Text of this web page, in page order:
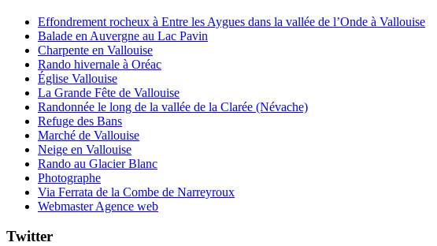
Effondrement rocheux à Entre les Aygues dans la vallée de l’Onde à Vallouise
Balade en Auvergne au Lac Pavin
Charpente en Vallouise
Rando hivernale à Oréac
Église Vallouise
La Grande Fête de Vallouise
Randonnée le long de la vallée de la Clarée (Névache)
Refuge des Bans
Marché de Vallouise
Neige en Vallouise
Rando au Glacier Blanc
Photographe
Via Ferrata de la Combe de Narreyroux
Webmaster Agence web
Twitter